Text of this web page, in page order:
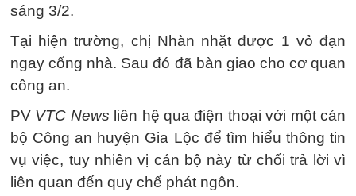
sáng 3/2.
Tại hiện trường, chị Nhàn nhặt được 1 vỏ đạn
ngay cổng nhà. Sau đó đã bàn giao cho cơ quan
công an.
PV VTC News liên hệ qua điện thoại với một cán
bộ Công an huyện Gia Lộc để tìm hiểu thông tin
vụ việc, tuy nhiên vị cán bộ này từ chối trả lời vì
liên quan đến quy chế phát ngôn.